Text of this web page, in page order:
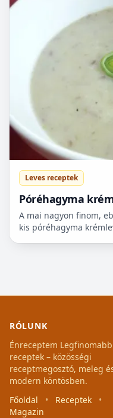
Leves receptek
Póréhagyma
A mai nagyon finom,
kis póréhagyma
RÓLUNK
Énreceptem Legfinomabb
receptek – közösségi
receptmegosztó, meleg
modern köntösben.
Főoldal
• Receptek
•
Magazin